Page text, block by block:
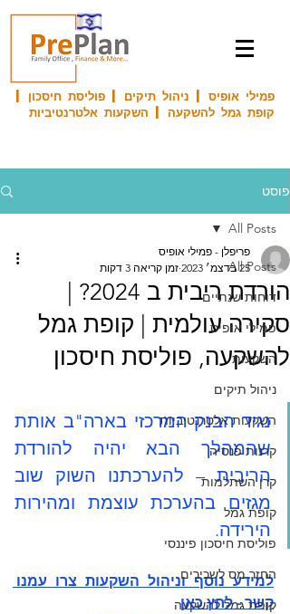
פמילי אופיס | ניהול תיקים | פוליסת חיסכון |
קופת גמל להשקעה | השקעות אלטרנטיביות
פוסט
All Posts
דוחות שנתיים
פמילי אופיס
השקעות
ניהול תיקים
השקעות אלטרנטיביות
קרנות פנסיה
קרן השתלמות
קופת גמל
פוליסת חיסכון פיננסי
החזר מס לשכירים
קופת גמל להשקעה
All Posts
הורדת ריבית ב 2024? |
סקירה עולמית | קופת גמל
להשקעה, פוליסת חיסכון
פריפלן - פמילי אופיס
25 בדצמ׳ 2023
זמן קריאה 3 דקות
הירידה.
ל
קשר - לחץ כאן